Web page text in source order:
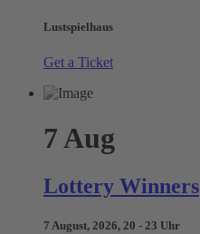
Lustspielhaus
Get a Ticket
7 Aug
Lottery Winners
7 August, 2026, 20 - 23 Uhr